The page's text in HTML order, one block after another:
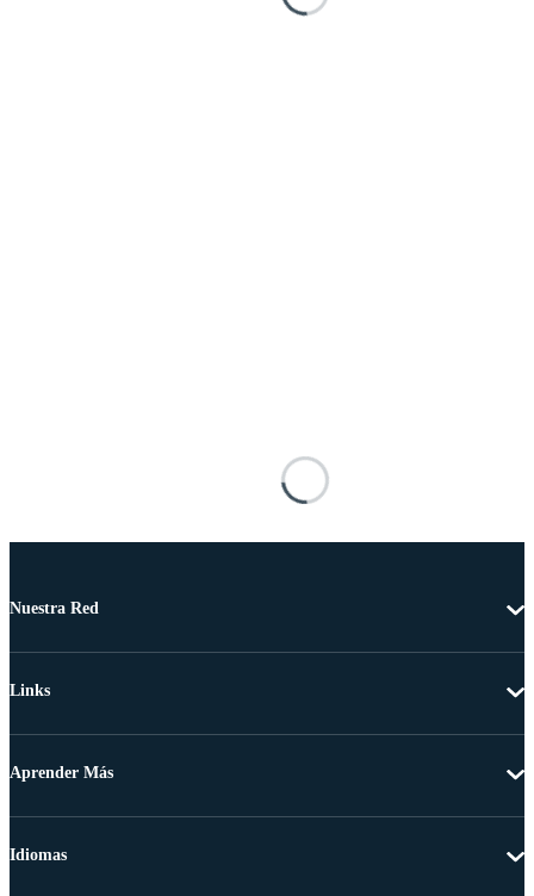
Nuestra Red
Links
Aprender Más
Idiomas